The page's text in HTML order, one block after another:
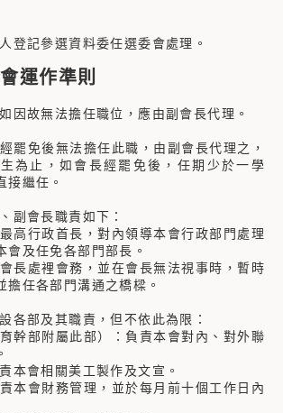
登記參選資料委任選委會處理。
運作準則
因故無法擔任職位，應由副會長代理。
罷免後無法擔任此職，由副會長代理之，
為止，如會長經罷免後，任期少於一學
接繼任。
副會長職責如下：
高行政首長，對內領導本會行政部門處理
會及任免各部門部長。
長處裡會務，並在會長無法視事時，暫時
擔任各部門溝通之橋樑。
各部及其職責，但不依此為限：
幹部附屬此部）：負責本會對內、對外聯
本會相關美工製作及文宣。
本會財務管理，並於每月前十個工作日內